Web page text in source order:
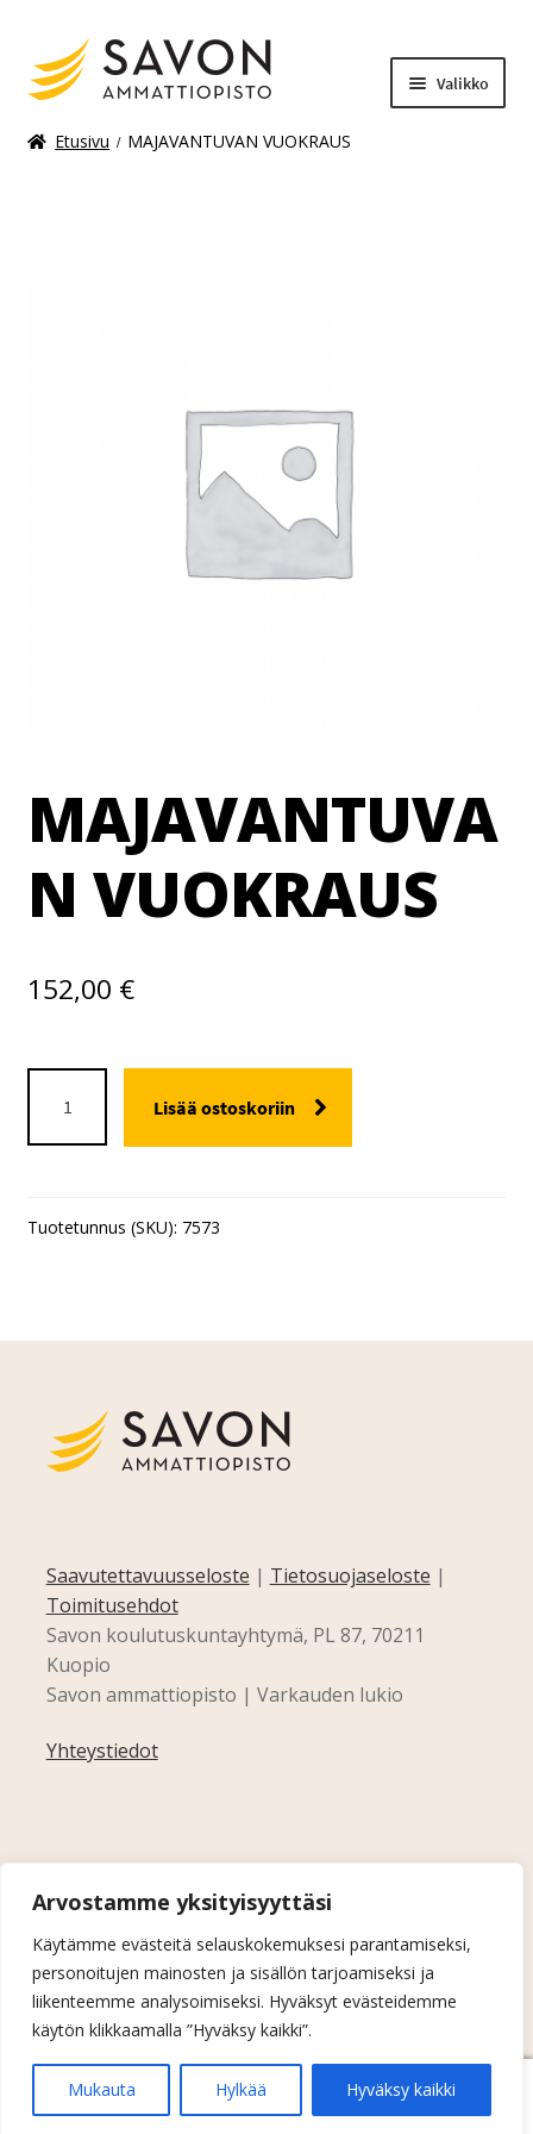
Arvostamme yksityisyyttäsi
Käytämme evästeitä selauskokemuksesi parantamiseksi,
personoitujen mainosten ja sisällön tarjoamiseksi ja
liikenteemme analysoimiseksi. Hyväksyt evästeidemme
käytön klikkaamalla ”Hyväksy kaikki”.
Mukauta Hylkää Hyväksy kaikki
Valikko
Etusivu MAJAVANTUVAN VUOKRAUS
MAJAVANTUVA
N VUOKRAUS
152,00 €
VUOKRAUS
määrä
Lisää ostoskoriin
Tuotetunnus (SKU): 7573
Saavutettavuusseloste | Tietosuojaseloste |
Toimitusehdot
Savon koulutuskuntayhtymä, PL 87, 70211
Kuopio
Savon ammattiopisto | Varkauden lukio
Yhteystiedot